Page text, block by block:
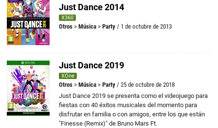
Just Dance 2014
X360
Otros > Música > Party / 1 de octubre de 2013
Just Dance 2019
XOne
Otros > Música > Party / 25 de octubre de 2018
Just Dance 2019 se presenta como el videojuego para
fiestas con 40 éxitos musicales del momento para
disfrutar en familia o con amigos, entre los que están
"Finesse (Remix)" de Bruno Mars Ft.